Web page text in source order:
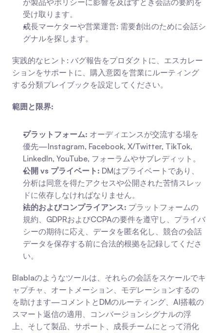
が製品やポリシーに影響を及ぼすとき会話の要約を
受け取ります。
成長マーケターや営業運営: 需要創出のために会話シ
グナルを探します。
実践的なヒント: バグ報告をプロダクトに、エスカレー
ションをサポートに、購入意図を営業にルーティング
する分類プレイブックを設定してください。
範囲と限界:
プラットフォーム: オーディエンスが交流する場を
優先—Instagram, Facebook, X/Twitter, TikTok,
LinkedIn, YouTube, フォーラムやサブレディット。
公開 vs プライベート: DMはプライベートであり、
分析は同意を得たアクセスや公開された苦情スレッ
ドに依存しなければなりません。
法的およびコンプライアンス: プラットフォームの
規約、GDPRおよびCCPAの要件を遵守し、プライバ
シーの期待に応え、データを匿名化し、競合の会話
データを保存する前に合法的根拠を記録してくださ
い。
Blablaのようなツールは、それらの会話をスケールでキ
ャプチャ、オートメーション、モデレーションするの
を助けます—コメントとDMのルーティング、AI搭載の
スマート返信の適用、コンバージョンシグナルの浮
上、そして製品、サポート、成長チームにとって消化